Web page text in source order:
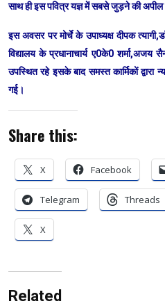
साथ ही इस पवित्र यज्ञ में सबसे जुड़ने की अपील
इस अवसर पर मोर्चे के उपाध्यक्ष दीपक
विद्यालय के प्रधानाचार्य ए0के0 शर्मा,अजय
उपस्थित रहे इसके बाद समस्त कार्मिकों द्वारा
गई।
Share this:
X Facebook
Telegram Threads
X
Related